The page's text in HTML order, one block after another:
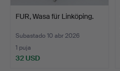
FUR, Wasa für Linköping.
Subastado 10 abr 2026
1 puja
32 USD